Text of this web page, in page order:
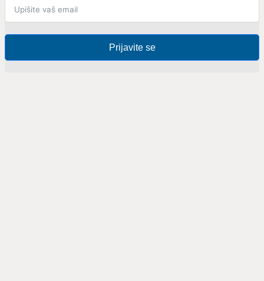
Prijavite se